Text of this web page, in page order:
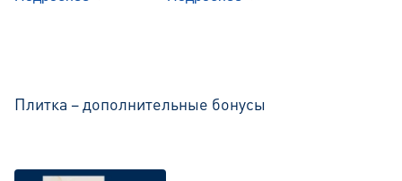
Плитка – дополнительные бонусы